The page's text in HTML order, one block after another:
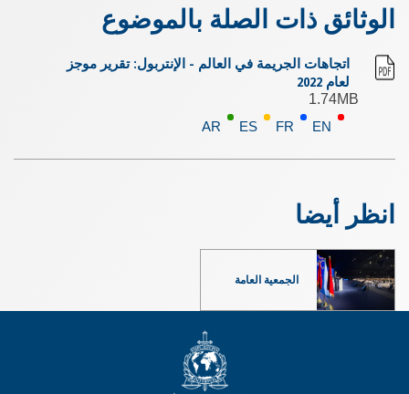
الوثائق ذات الصلة بالموضوع
اتجاهات الجريمة في العالم - الإنتربول: تقرير موجز
لعام 2022
1.74MB
EN
FR
ES
AR
انظر أيضا
الجمعية العامة